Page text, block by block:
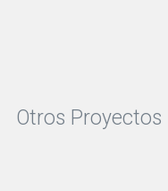
Otros Proyectos